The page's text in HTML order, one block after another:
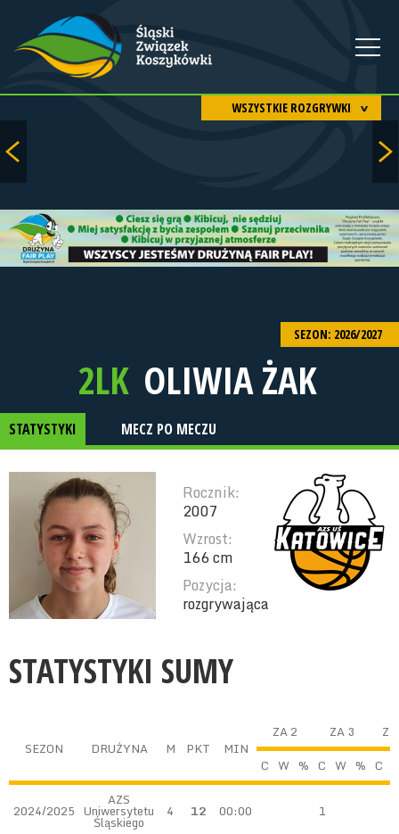
WSZYSTKIE ROZGRYWKI
SEZON: 2026/2027
2LK OLIWIA ŻAK
STATYSTYKI MECZ PO MECZU
Rocznik:
2007
Wzrost:
166 cm
Pozycja:
rozgrywająca
STATYSTYKI SUMY
SEZON DRUŻYNA M PKT MIN
ZA 2 ZA 3
Z
C W % C W % C
2024/2025
AZS
Uniwersytetu
Śląskiego
4 12 00:00 1